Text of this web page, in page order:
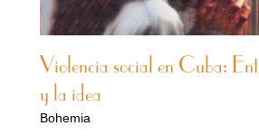
Violencia social en Cuba:
y la idea
Bohemia